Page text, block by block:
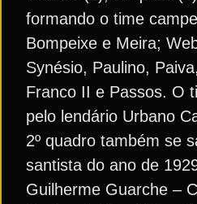
formando o time
Bompeixe e Meira;
Synésio, Paulino,
Franco II e Passos. O
pelo lendário Urbano
2º quadro também se
santista do ano de
Guilherme Guarche –